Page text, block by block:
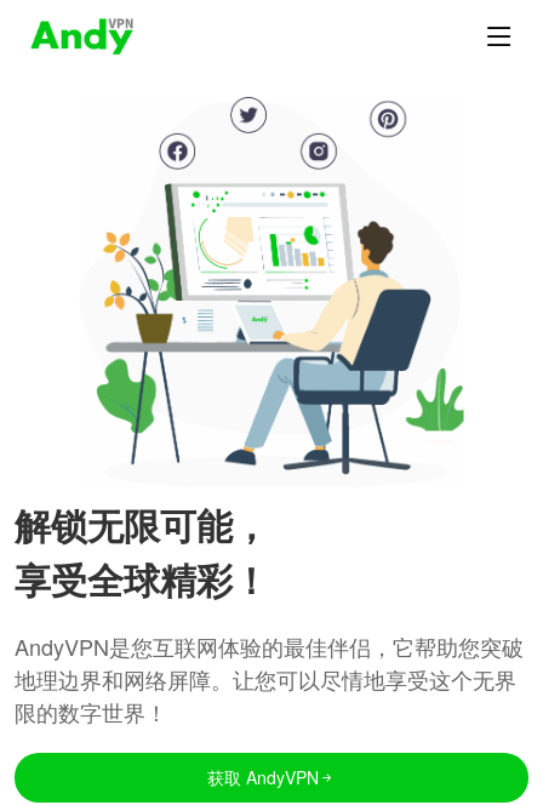
解锁无限可能，
享受全球精彩！
AndyVPN是您互联网体验的最佳伴侣，它帮助您突破
地理边界和网络屏障。让您可以尽情地享受这个无界
限的数字世界！
获取 AndyVPN